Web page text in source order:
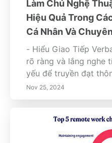
Làm Chủ Nghệ
Hiệu Quả Trong
Cá Nhân Và
- Hiểu Giao Tiếp
rõ ràng và lắng nghe
yếu để truyền đạt
cách hiệu quả. - Giao
phá tầm quan trọng
trong việc cải thiện
bạn. - Rào Cản Đối
Nov 25, 2024